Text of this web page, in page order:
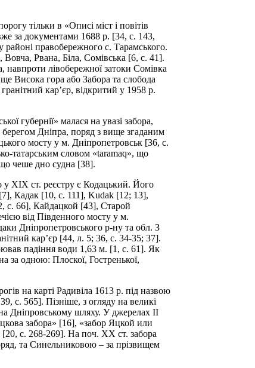
тільки в «Описі міст і повітів
за документами 1688 р. [34, с. 143,
правобережного с. Тарамського.
Рвана, Біла, Сомівська [6, с. 41].
лівобережної затоки Сомівка
Висока гора або Забора та слобода
кар’єр, відкритий у 1958 р.
губернії» малася на увазі забора,
Дніпра, поряд з вище згаданим
мосту у м. Дніпропетровськ [36, с.
татарським словом «taramaq», що
що чеше дно судна [38].
у ХІХ ст. реєстру є Кодацький. Його
Кадак [10, с. 111], Kudak [12; 13],
с. 66], Кайдацкой [43], Старой
від Південного мосту у м.
Дніпропетровського р-ну та обл. З
кар’єр [44, л. 5; 36, с. 34-35; 37].
падіння води 1,63 м. [1, с. 61]. Як
за одною: Плоскої, Гостренької,
на карті Радивіла 1613 р. під назвою
с. 565]. Пізніше, з огляду на великі
Дніпровському шляху. У джерелах II
забора» [16], «забор Яцкой или
с. 268-269]. На поч. ХХ ст. забора
та Синельниковою – за прізвищем